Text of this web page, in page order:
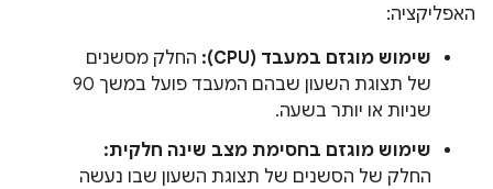
האפליקציה:
שימוש מוגזם במעבד (CPU):
החלק מסשנים
של תצוגת השעון שבהם המעבד פועל במשך 90
שניות או יותר בשעה.
שימוש מוגזם בחסימת מצב שינה חלקית:
החלק של הסשנים של תצוגת השעון שבו נעשה